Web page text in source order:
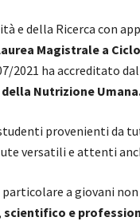
e della Ricerca con
Magistrale a
2021 ha accreditato
Nutrizione
provenienti da
versatili e attenti
particolare a giovani
scientifico e